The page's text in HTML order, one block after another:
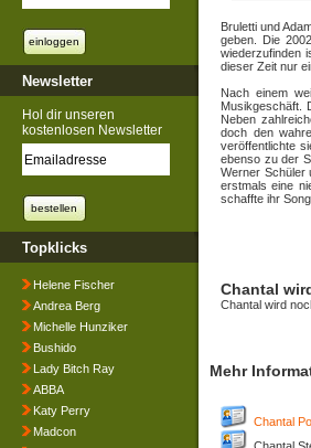
Newsletter
Hol dir unseren
kostenlosen Newsletter
Topklicks
Helene Fischer
Andrea Berg
Michelle Hunziker
Bushido
Lady Bitch Ray
ABBA
Katy Perry
Madcon
Bruletti und
geben. Die
wiederzufinden
dieser Zeit nur
Nach einem
Musikgeschäft.
Neben
doch den
veröffentlichte
ebenso zu der
Werner Schüler
erstmals eine
schaffte ihr
Chantal
Chantal wird
Mehr
Chantal